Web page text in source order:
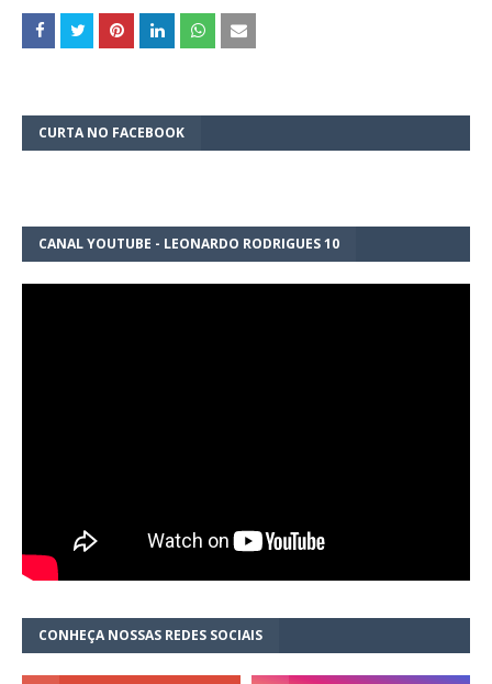
CURTA NO FACEBOOK
CANAL YOUTUBE - LEONARDO RODRIGUES 10
CONHEÇA NOSSAS REDES SOCIAIS